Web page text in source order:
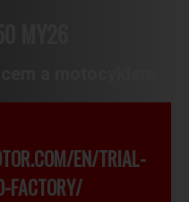
MY26
a motocyklem
EN/TRIAL-
FACTORY/